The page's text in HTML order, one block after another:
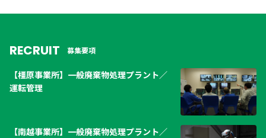
RECRUIT 募集要項
【橿原事業所】一般廃棄物処理プラント／
運転管理
【南越事業所】一般廃棄物処理プラント／